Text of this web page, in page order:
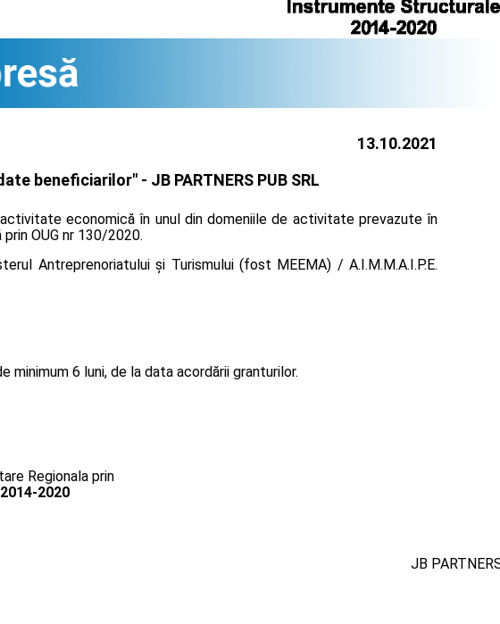
13.10.2021
beneficiarilor" - JB PARTNERS PUB SRL
economică în unul din domeniile de activitate prevazute în
OUG nr 130/2020.
Antreprenoriatului și Turismului (fost MEEMA) / A.I.M.M.A.I.P.E.
6 luni, de la data acordării granturilor.
Regionala prin
2020
JB